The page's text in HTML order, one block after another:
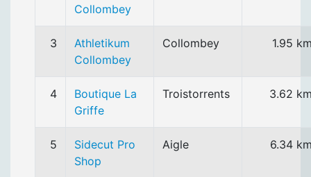
Collombey
3
Athletikum
Collombey
Collombey 1.95
4
Boutique La
Griffe
Troistorrents 3.62
5
Sidecut Pro
Shop
Aigle 6.34